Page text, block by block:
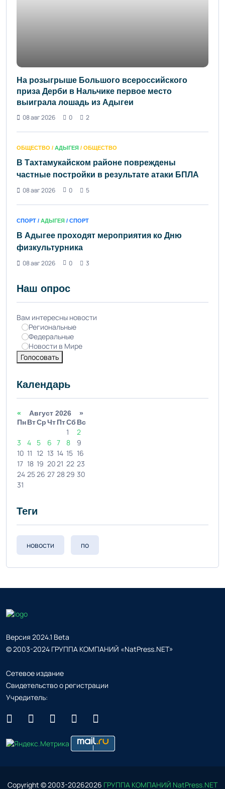
На розыгрыше Большого всероссийского
приза Дерби в Нальчике первое место
выиграла лошадь из Адыгеи
08 авг 2026
0 2
ОБЩЕСТВО / АДЫГЕЯ / ОБЩЕСТВО
В Тахтамукайском районе повреждены
частные постройки в результате атаки БПЛА
08 авг 2026
0 5
СПОРТ / АДЫГЕЯ / СПОРТ
В Адыгее проходят мероприятия ко Дню
физкультурника
08 авг 2026
0 3
Наш опрос
Вам интересны новости
Региональные
Федеральные
Новости в Мире
Голосовать
Календарь
« Август 2026 »
ПнВтСрЧтПтСб Вс
1
2
3
4 5 6 7 8
9
10 11 12 13 14 15 16
17 18 19 2021 22 23
24 2526 27 2829 30
31
Теги
новости по
Версия 2024.1 Beta
© 2003-2024 ГРУППА КОМПАНИЙ «NatPress.NET»
Сетевое издание
Свидетельство о регистрации
Учредитель:
Copyright © 2003-20262026 ГРУППА КОМПАНИЙ NatPress.NET